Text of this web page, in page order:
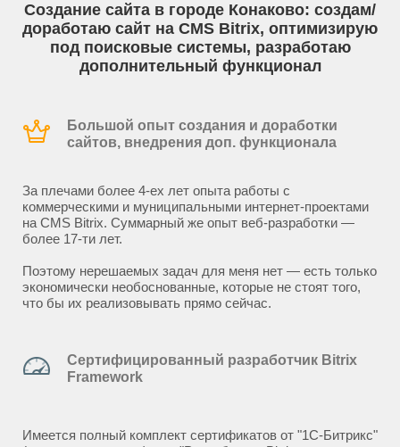
Создание сайта в городе Конаково: создам/
доработаю сайт на CMS Bitrix, оптимизирую
под поисковые системы, разработаю
дополнительный функционал
Большой опыт создания и доработки
сайтов, внедрения доп. функционала
За плечами более 4-ех лет опыта работы с
коммерческими и муниципальными интернет-проектами
на CMS Bitrix. Суммарный же опыт веб-разработки —
более 17-ти лет.
Поэтому нерешаемых задач для меня нет — есть только
экономически необоснованные, которые не стоят того,
что бы их реализовывать прямо сейчас.
Сертифицированный разработчик Bitrix
Framework
Имеется полный комплект сертификатов от "1С-Битрикс"